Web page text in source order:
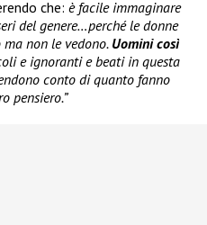
che: è facile immaginare
del genere…perché le donne
non le vedono. Uomini così
e ignoranti e beati in questa
conto di quanto fanno
pensiero.”